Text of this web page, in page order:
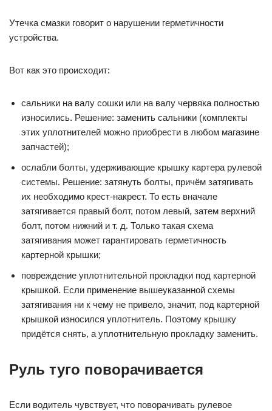
Утечка смазки говорит о нарушении герметичности
устройства.
Вот как это происходит:
сальники на валу сошки или на валу червяка полностью
износились. Решение: заменить сальники (комплекты
этих уплотнителей можно приобрести в любом магазине
запчастей);
ослабли болты, удерживающие крышку картера рулевой
системы. Решение: затянуть болты, причём затягивать
их необходимо крест-накрест. То есть вначале
затягивается правый болт, потом левый, затем верхний
болт, потом нижний и т. д. Только такая схема
затягивания может гарантировать герметичность
картерной крышки;
повреждение уплотнительной прокладки под картерной
крышкой. Если применение вышеуказанной схемы
затягивания ни к чему не привело, значит, под картерной
крышкой износился уплотнитель. Поэтому крышку
придётся снять, а уплотнительную прокладку заменить.
Руль туго поворачивается
Если водитель чувствует, что поворачивать рулевое